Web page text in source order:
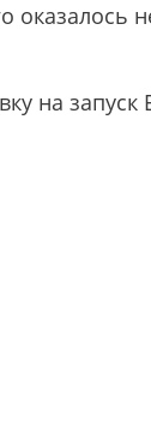
на запуск